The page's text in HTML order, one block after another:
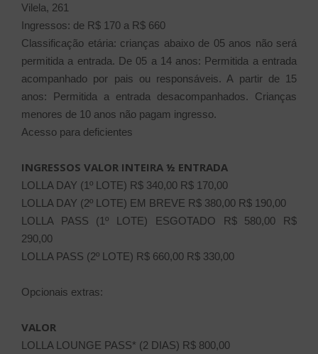
Vilela, 261
Ingressos: de R$ 170 a R$ 660
Classificação etária: crianças abaixo de 05 anos não será
permitida a entrada. De 05 a 14 anos: Permitida a entrada
acompanhado por pais ou responsáveis. A partir de 15
anos: Permitida a entrada desacompanhados. Crianças
menores de 10 anos não pagam ingresso.
Acesso para deficientes
INGRESSOS VALOR INTEIRA ½ ENTRADA
LOLLA DAY (1º LOTE) R$ 340,00 R$ 170,00
LOLLA DAY (2º LOTE) EM BREVE R$ 380,00 R$ 190,00
LOLLA PASS (1º LOTE) ESGOTADO
R$ 580,00
R$
290,00
LOLLA PASS (2º LOTE) R$ 660,00 R$ 330,00
Opcionais extras:
VALOR
LOLLA LOUNGE PASS* (2 DIAS) R$ 800,00